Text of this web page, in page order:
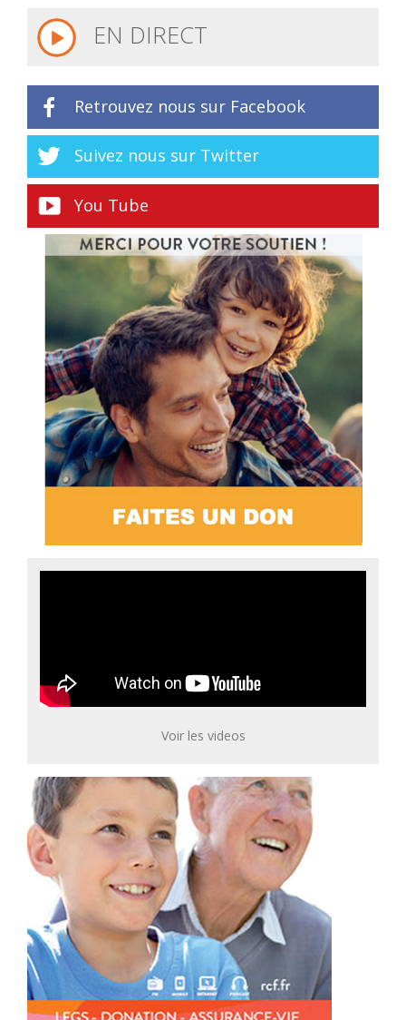
EN DIRECT
Retrouvez nous sur Facebook
Suivez nous sur Twitter
You Tube
Voir les videos